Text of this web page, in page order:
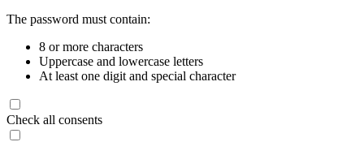
The password must contain:
8 or more characters
Uppercase and lowercase letters
At least one digit and special character
Check all consents